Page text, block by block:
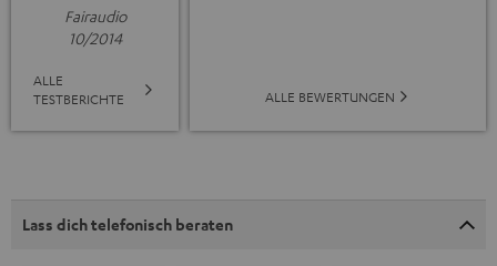
Fairaudio
10/2014
ALLE
TESTBERICHTE
ALLE BEWERTUNGEN
Lass dich telefonisch beraten